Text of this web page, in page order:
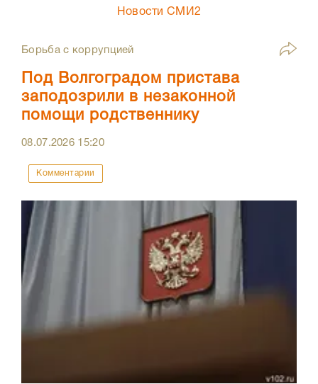
Новости СМИ2
Борьба с коррупцией
Под Волгоградом пристава
заподозрили в незаконной
помощи родственнику
08.07.2026 15:20
Комментарии